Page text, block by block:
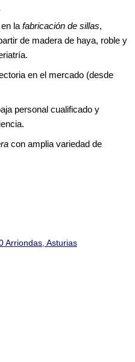
la fabricación de sillas,
de madera de haya, roble y
en el mercado (desde
personal cualificado y
con amplia variedad de
Arriondas, Asturias